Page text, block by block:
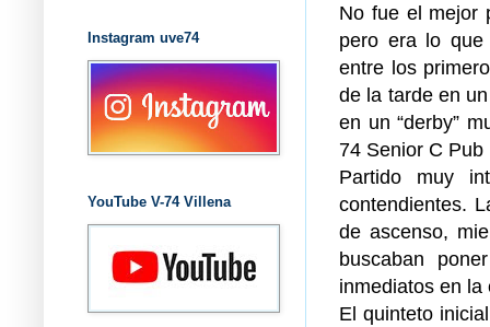
No fue el mejor
pero era lo que
entre los
de la tarde en
en un “derby”
74 Senior C Pub
Partido muy
contendientes.
de ascenso,
buscaban
inmediatos en la
El quinteto
Instagram uve74
YouTube V-74 Villena